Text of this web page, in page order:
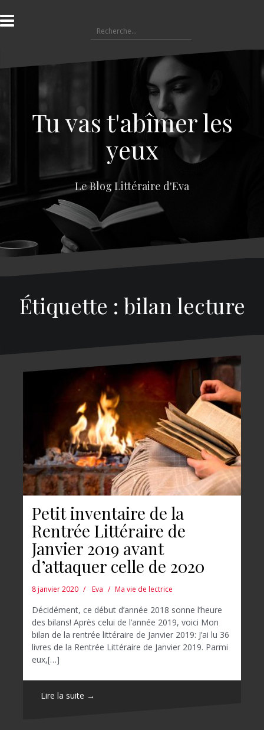
l
a
e
e
Tu vas t'abîmer les
yeux
Le Blog Littéraire d'Eva
Étiquette : bilan lecture
Petit inventaire de la
Rentrée Littéraire de
Janvier 2019 avant
d’attaquer celle de 2020
8 janvier 2020 Eva Ma vie de lectrice
Décidément, ce début d’année 2018 sonne l’heure
des bilans! Après celui de l’année 2019, voici Mon
bilan de la rentrée littéraire de Janvier 2019: J’ai lu 36
livres de la Rentrée Littéraire de Janvier 2019. Parmi
eux,[…]
Lire la suite →